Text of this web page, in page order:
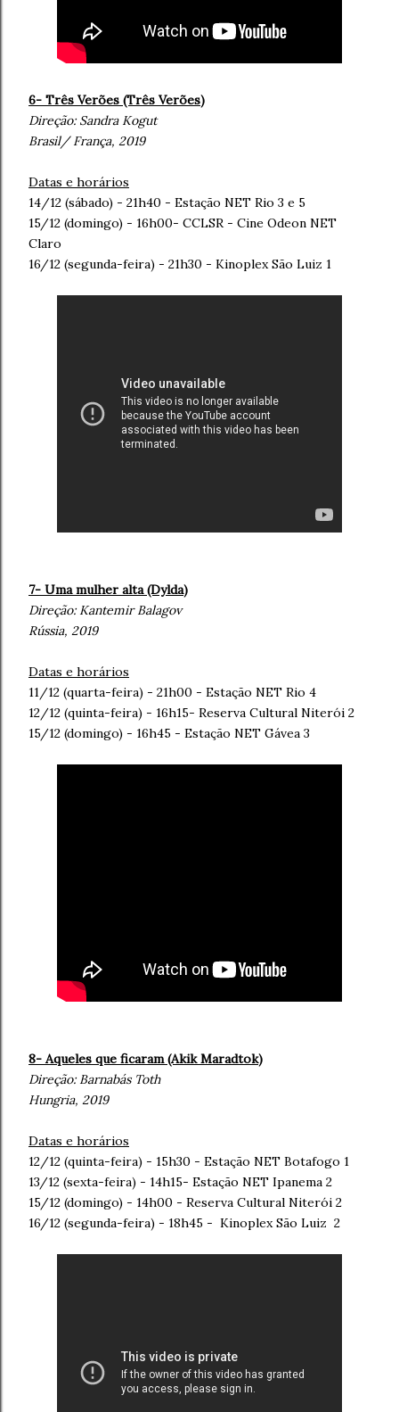
6- Três Verões (Três Verões)
Direção:Sandra Kogut
Brasil/ França, 2019
Datas e horários
14/12 (sábado) - 21h40 - Estação NET Rio 3 e 5
15/12 (domingo) - 16h00- CCLSR - Cine Odeon NET
Claro
16/12 (segunda-feira) - 21h30 - Kinoplex São Luiz 1
7- Uma mulher alta (Dylda)
Direção:Kantemir Balagov
Rússia, 2019
Datas e horários
11/12 (quarta-feira) - 21h00 - Estação NET Rio 4
12/12 (quinta-feira) - 16h15- Reserva Cultural Niterói 2
15/12 (domingo) - 16h45 - Estação NET Gávea 3
8- Aqueles que ficaram (Akik Maradtok)
Direção:Barnabás Toth
Hungria, 2019
Datas e horários
12/12 (quinta-feira) - 15h30 - Estação NET Botafogo 1
13/12 (sexta-feira) - 14h15- Estação NET Ipanema 2
15/12 (domingo) - 14h00 - Reserva Cultural Niterói 2
16/12 (segunda-feira) - 18h45 - Kinoplex São Luiz 2